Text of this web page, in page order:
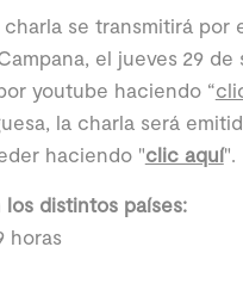
se transmitirá por
el jueves 29 de
youtube haciendo “
la charla será
haciendo "clic aquí".
distintos países:
horas